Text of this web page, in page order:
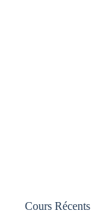
Cours Récents